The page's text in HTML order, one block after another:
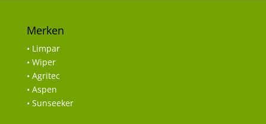
Merken
• Limpar
• Wiper
• Agritec
• Aspen
• Sunseeker